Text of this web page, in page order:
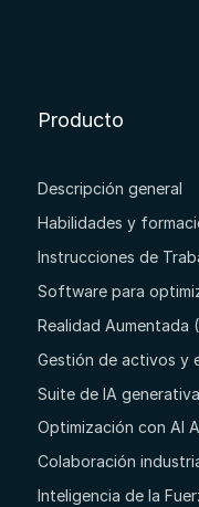
Producto
Descripción general
Habilidades y
Instrucciones de
Software para
Realidad Aumentada
Gestión de activos y
Suite de IA generativa
Optimización con AI
Colaboración
Inteligencia de la